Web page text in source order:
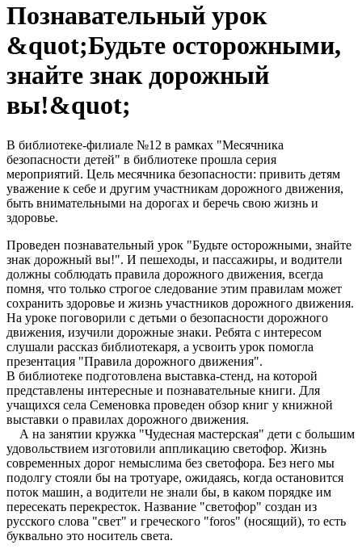
Познавательный урок
&quot;Будьте осторожными,
знайте знак дорожный
вы!&quot;
В библиотеке-филиале №12 в рамках "Месячника
безопасности детей" в библиотеке прошла серия
мероприятий. Цель месячника безопасности: привить детям
уважение к себе и другим участникам дорожного движения,
быть внимательными на дорогах и беречь свою жизнь и
здоровье.
Проведен познавательный урок "Будьте осторожными, знайте
знак дорожный вы!". И пешеходы, и пассажиры, и водители
должны соблюдать правила дорожного движения, всегда
помня, что только строгое следование этим правилам может
сохранить здоровье и жизнь участников дорожного движения.
На уроке поговорили с детьми о безопасности дорожного
движения, изучили дорожные знаки. Ребята с интересом
слушали рассказ библиотекаря, а усвоить урок помогла
презентация "Правила дорожного движения".
В библиотеке подготовлена выставка-стенд, на которой
представлены интересные и познавательные книги. Для
учащихся села Семеновка проведен обзор книг у книжной
выставки о правилах дорожного движения.
А на занятии кружка "Чудесная мастерская" дети с большим
удовольствием изготовили аппликацию светофор. Жизнь
современных дорог немыслима без светофора. Без него мы
подолгу стояли бы на тротуаре, ожидаясь, когда остановится
поток машин, а водители не знали бы, в каком порядке им
пересекать перекресток. Название "светофор" создан из
русского слова "свет" и греческого "foros" (носящий), то есть
буквально это носитель света.